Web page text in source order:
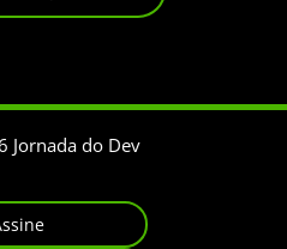
Jornada do Dev